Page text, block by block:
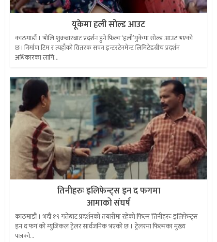
यूकेमा हली सोल्ड आउट
काठमाडौं । भोलि शुक्रबारबाट प्रदर्शन हुने फिल्म ‘हली’युकेमा सोल्ड आउट भएको
छ। निर्माण टिम र त्यहाँको वितरक सपन इन्टरटेनमेन्ट लिमिटेडबीच प्रदर्शन
अधिकारका लागि...
तिनीहरुः इलिफेन्ट्स इन द फगमा
आमाको संघर्ष
काठमाडौं । भदौ १९ गतेबाट प्रदर्शनको तयारीमा रहेको फिल्म ‘तिनीहरुः इलिफेन्ट्स
इन द फग’को म्युजिकल ट्रेलर सार्वजनिक भएको छ । ट्रेलरमा फिल्मका मुख्य
पात्रको...